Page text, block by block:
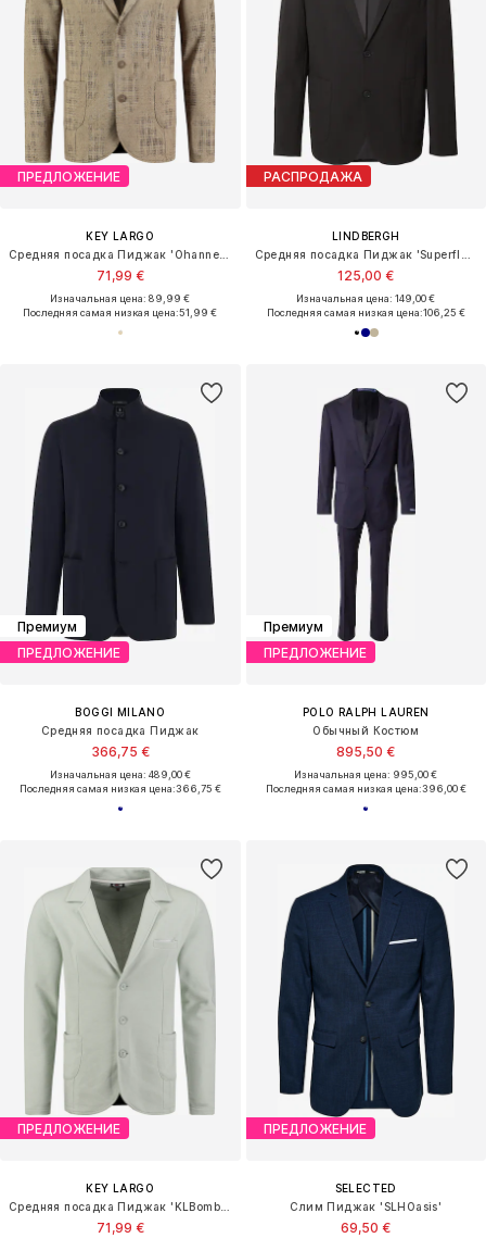
ПРЕДЛОЖЕНИЕ
KEY LARGO
71,99 €
Изначальная цена: 89,99 €
Последняя самая низкая цена:51,99 €
РАСПРОДАЖА
LINDBERGH
125,00 €
Изначальная цена: 149,00 €
Последняя самая низкая цена:106,25 €
Премиум
ПРЕДЛОЖЕНИЕ
BOGGI MILANO
Средняя посадка Пиджак
366,75 €
Изначальная цена: 489,00 €
Последняя самая низкая цена:366,75 €
Премиум
ПРЕДЛОЖЕНИЕ
POLO RALPH LAUREN
Обычный Костюм
895,50 €
Изначальная цена: 995,00 €
Последняя самая низкая цена:396,00 €
ПРЕДЛОЖЕНИЕ
KEY LARGO
71,99 €
ПРЕДЛОЖЕНИЕ
SELECTED
Слим Пиджак 'SLHOasis'
69,50 €